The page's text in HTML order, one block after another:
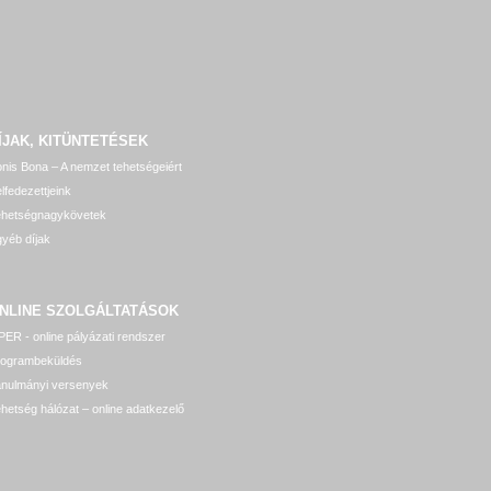
KITÜNTETÉSEK
Bona – A nemzet tehetségeiért
díjak
SZOLGÁLTATÁSOK
- online pályázati rendszer
versenyek
hálózat – online adatkezelő